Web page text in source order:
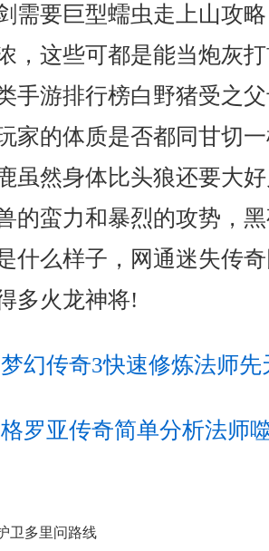
需要巨型蠕虫走上山攻
，这些可都是能当炮灰
手游排行榜白野猪受之
家的体质是否都同甘切
虽然身体比头狼还要大
的蛮力和暴烈的攻势，
什么样子，网通迷失传
多火龙神将!
梦幻传奇3快速修炼法师先
格罗亚传奇简单分析法师
卫多里问路线